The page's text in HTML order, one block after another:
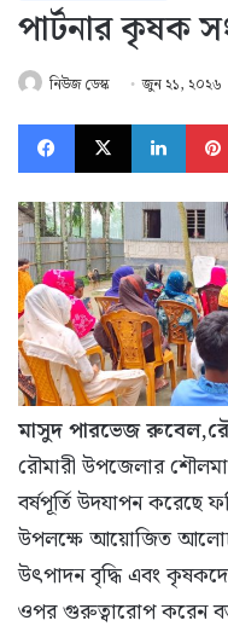
পার্টনার কৃষক
নিউজ ডেস্ক জুন ২১, ২০২৬
Facebook
X
মাসুদ পারভেজ
রৌমারী উপজেলার
বর্ষপূর্তি উদযাপন করেছে
উপলক্ষে আয়োজিত
উৎপাদন বৃদ্ধি এবং
ওপর গুরুত্বারোপ করেন